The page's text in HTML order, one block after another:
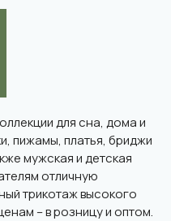
для сна, дома и
пижамы, платья, бриджи
мужская и детская
отличную
трикотаж высокого
– в розницу и оптом.